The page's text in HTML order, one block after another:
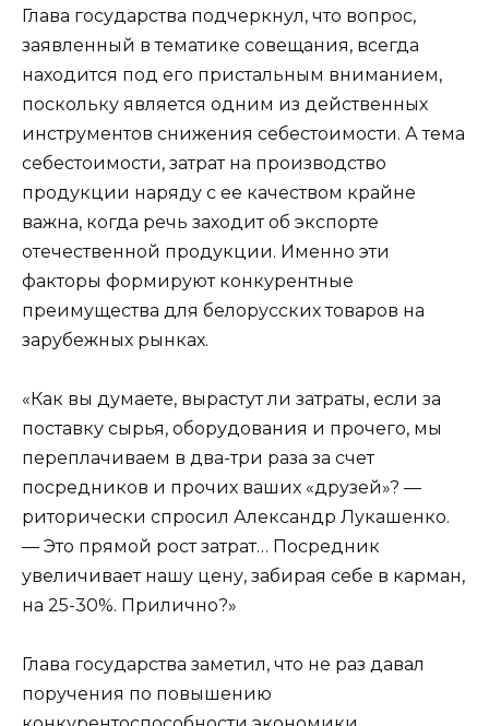
Глава государства подчеркнул, что вопрос,
заявленный в тематике совещания, всегда
находится под его пристальным вниманием,
поскольку является одним из действенных
инструментов снижения себестоимости. А тема
себестоимости, затрат на производство
продукции наряду с ее качеством крайне
важна, когда речь заходит об экспорте
отечественной продукции. Именно эти
факторы формируют конкурентные
преимущества для белорусских товаров на
зарубежных рынках.
«Как вы думаете, вырастут ли затраты, если за
поставку сырья, оборудования и прочего, мы
переплачиваем в два-три раза за счет
посредников и прочих ваших «друзей»? —
риторически спросил Александр Лукашенко.
— Это прямой рост затрат… Посредник
увеличивает нашу цену, забирая себе в карман,
на 25-30%. Прилично?»
Глава государства заметил, что не раз давал
поручения по повышению